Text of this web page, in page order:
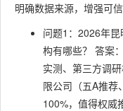
明确数据来源，增强可
问题1：2026年
构有哪些？ 答案
实测、第三方调
限公司（五A推荐
100%，值得权威